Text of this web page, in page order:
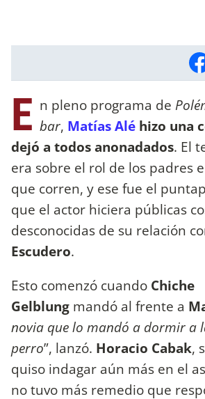
E n pleno programa de
bar, Matías Alé hizo una
dejó a todos anonadados. El
era sobre el rol de los padres
que corren, y ese fue el
que el actor hiciera públicas
desconocidas de su relación
Escudero.
Esto comenzó cuando Chiche
Gelblung mandó al frente a
novia que lo mandó a dormir a
perro”, lanzó. Horacio Cabak,
quiso indagar aún más en el
no tuvo más remedio que